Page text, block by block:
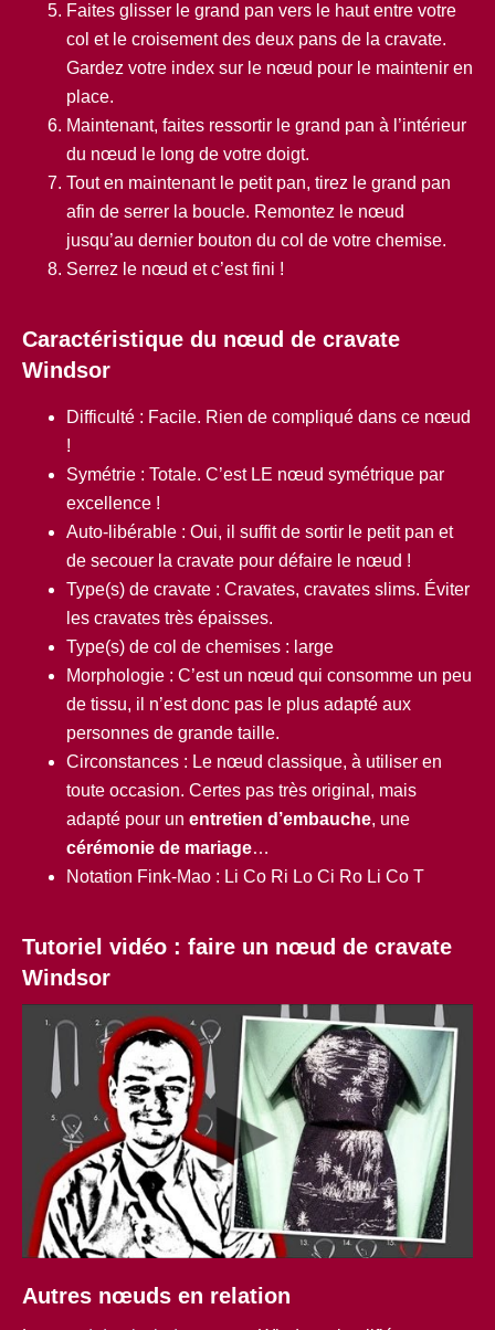
Faites glisser le grand pan vers le haut entre votre
col et le croisement des deux pans de la cravate.
Gardez votre index sur le nœud pour le maintenir en
place.
Maintenant, faites ressortir le grand pan à l’intérieur
du nœud le long de votre doigt.
Tout en maintenant le petit pan, tirez le grand pan
afin de serrer la boucle. Remontez le nœud
jusqu’au dernier bouton du col de votre chemise.
Serrez le nœud et c’est fini !
Caractéristique du nœud de cravate
Windsor
Difficulté : Facile. Rien de compliqué dans ce nœud
!
Symétrie : Totale. C’est LE nœud symétrique par
excellence !
Auto-libérable : Oui, il suffit de sortir le petit pan et
de secouer la cravate pour défaire le nœud !
Type(s) de cravate : Cravates, cravates slims. Éviter
les cravates très épaisses.
Type(s) de col de chemises : large
Morphologie : C’est un nœud qui consomme un peu
de tissu, il n’est donc pas le plus adapté aux
personnes de grande taille.
Circonstances : Le nœud classique, à utiliser en
toute occasion. Certes pas très original, mais
adapté pour un entretien d’embauche, une
cérémonie de mariage…
Notation Fink-Mao : Li Co Ri Lo Ci Ro Li Co T
Tutoriel vidéo : faire un nœud de cravate
Windsor
Autres nœuds en relation